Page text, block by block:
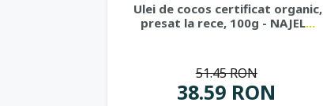
Ulei de cocos certificat organic,
presat la rece, 100g - NAJEL...
38.59 RON
51.45 RON